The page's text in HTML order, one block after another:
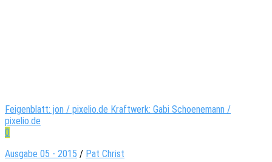
Feigenblatt: jon / pixelio.de Kraftwerk: Gabi Schoenemann /
pixelio.de
0
Ausgabe 05 - 2015 / Pat Christ